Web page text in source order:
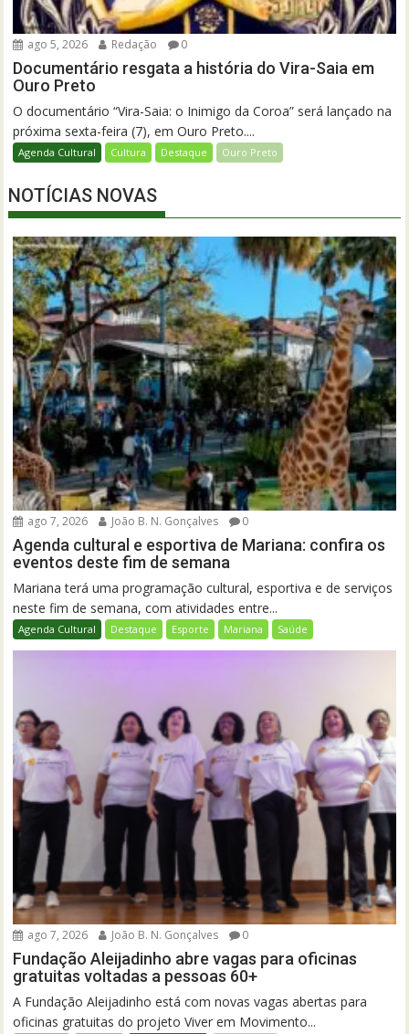
ago 5, 2026 Redação 0
Documentário resgata a história do Vira-Saia em
Ouro Preto
O documentário “Vira-Saia: o Inimigo da Coroa” será lançado na
próxima sexta-feira (7), em Ouro Preto....
Agenda Cultural Cultura Destaque Ouro Preto
NOTÍCIAS NOVAS
ago 7, 2026 João B. N. Gonçalves 0
Agenda cultural e esportiva de Mariana: confira os
eventos deste fim de semana
Mariana terá uma programação cultural, esportiva e de serviços
neste fim de semana, com atividades entre...
Agenda Cultural Destaque Esporte Mariana Saúde
ago 7, 2026 João B. N. Gonçalves 0
Fundação Aleijadinho abre vagas para oficinas
gratuitas voltadas a pessoas 60+
A Fundação Aleijadinho está com novas vagas abertas para
oficinas gratuitas do projeto Viver em Movimento...